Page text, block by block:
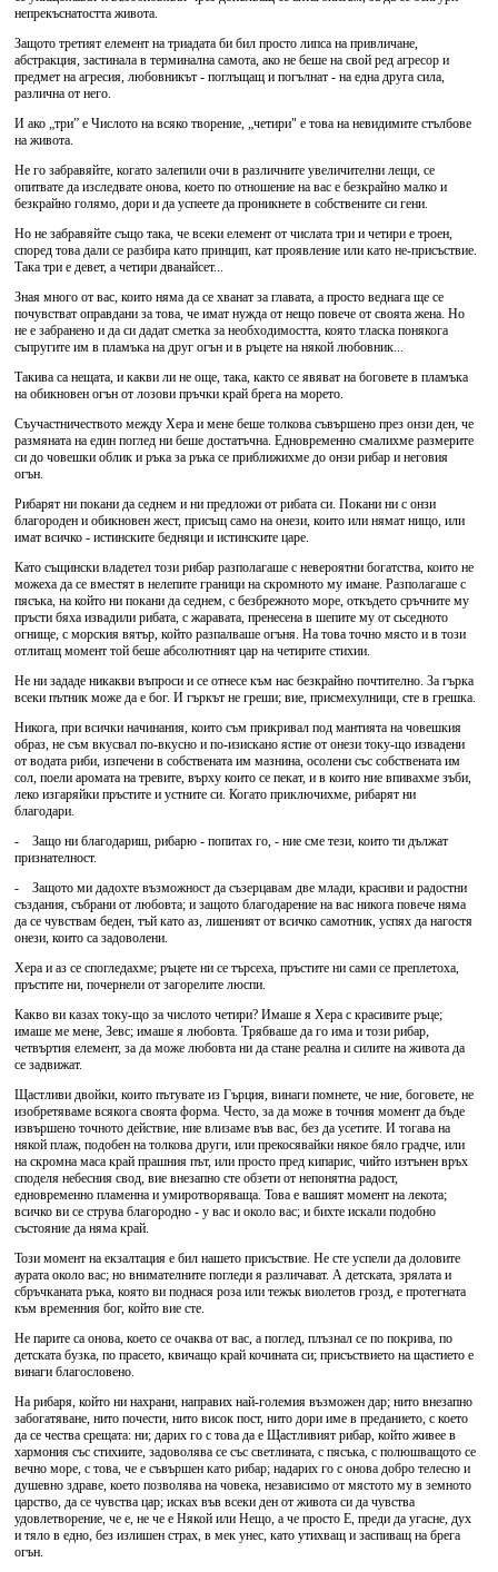
непрекъснатостта живота.
Защото третият елемент на триадата би бил просто липса на привличане,
абстракция, застинала в терминална самота, ако не беше на свой ред агресор и
предмет на агресия, любовникът - поглъщащ и погълнат - на една друга сила,
различна от него.
И ако „три” е Числото на всяко творение, „четири" е това на невидимите стълбове
на живота.
Не го забравяйте, когато залепили очи в различните увеличителни лещи, се
опитвате да изследвате онова, което по отношение на вас е безкрайно малко и
безкрайно голямо, дори и да успеете да проникнете в собствените си гени.
Но не забравяйте също така, че всеки елемент от числата три и четири е троен,
според това дали се разбира като принцип, кат проявление или като не-присъствие.
Така три е девет, а четири дванайсет...
Зная много от вас, които няма да се хванат за главата, а просто веднага ще се
почувстват оправдани за това, че имат нужда от нещо повече от своята жена. Но
не е забранено и да си дадат сметка за необходимостта, която тласка понякога
съпругите им в пламъка на друг огън и в ръцете на някой любовник...
Такива са нещата, и какви ли не още, така, както се явяват на боговете в пламъка
на обикновен огън от лозови пръчки край брега на морето.
Съучастничеството между Хера и мене беше толкова съвършено през онзи ден, че
размяната на един поглед ни беше достатъчна. Едновременно смалихме размерите
си до човешки облик и ръка за ръка се приближихме до онзи рибар и неговия
огън.
Рибарят ни покани да седнем и ни предложи от рибата си. Покани ни с онзи
благороден и обикновен жест, присъщ само на онези, които или нямат нищо, или
имат всичко - истинските бедняци и истинските царе.
Като същински владетел този рибар разполагаше с невероятни богатства, които не
можеха да се вместят в нелепите граници на скромното му имане. Разполагаше с
пясъка, на който ни покани да седнем, с безбрежното море, откъдето сръчните му
пръсти бяха извадили рибата, с жаравата, пренесена в шепите му от сьседното
огнище, с морския вятър, който разпалваше огъня. На това точно място и в този
отлитащ момент той беше абсолютният цар на четирите стихии.
Не ни зададе никакви въпроси и се отнесе към нас безкрайно почтително. За гърка
всеки пътник може да е бог. И гъркът не греши; вие, присмехулници, сте в грешка.
Никога, при всички начинания, които съм прикривал под мантията на човешкия
образ, не съм вкусвал по-вкусно и по-изискано ястие от онези току-що извадени
от водата риби, изпечени в собствената им мазнина, осолени със собствената им
сол, поели аромата на тревите, върху които се пекат, и в които ние впивахме зъби,
леко изгаряйки пръстите и устните си. Когато приключихме, рибарят ни
благодари.
- Защо ни благодариш, рибарю - попитах го, - ние сме тези, които ти дължат
признателност.
- Защото ми дадохте възможност да съзерцавам две млади, красиви и радостни
създания, събрани от любовта; и защото благодарение на вас никога повече няма
да се чувствам беден, тъй като аз, лишеният от всичко самотник, успях да нагостя
онези, които са задоволени.
Хера и аз се спогледахме; ръцете ни се търсеха, пръстите ни сами се преплетоха,
пръстите ни, почернели от загорелите люспи.
Какво ви казах току-що за числото четири? Имаше я Хера с красивите ръце;
имаше ме мене, Зевс; имаше я любовта. Трябваше да го има и този рибар,
четвъртия елемент, за да може любовта ни да стане реална и силите на живота да
се задвижат.
Щастливи двойки, които пътувате из Гърция, винаги помнете, че ние, боговете, не
изобретяваме всякога своята форма. Често, за да може в точния момент да бъде
извършено точното действие, ние влизаме във вас, без да усетите. И тогава на
някой плаж, подобен на толкова други, или прекосявайки някое бяло градче, или
на скромна маса край прашния път, или просто пред кипарис, чийто изтънен връх
споделя небесния свод, вие внезапно сте обзети от непонятна радост,
едновременно пламенна и умиротворяваща. Това е вашият момент на лекота;
всичко ви се струва благородно - у вас и около вас; и бихте искали подобно
състояние да няма край.
Този момент на екзалтация е бил нашето присъствие. Не сте успели да доловите
аурата около вас; но внимателните погледи я различават. А детската, зрялата и
сбръчканата ръка, която ви поднася роза или тежък виолетов грозд, е протегната
към временния бог, който вие сте.
Не парите са онова, което се очаква от вас, а поглед, плъзнал се по покрива, по
детската бузка, по прасето, квичащо край кочината си; присъствието на щастието е
винаги благословено.
На рибаря, който ни нахрани, направих най-големия възможен дар; нито внезапно
забогатяване, нито почести, нито висок пост, нито дори име в преданието, с което
да се чества срещата: ни; дарих го с това да е Щастливият рибар, който живее в
хармония със стихиите, задоволява се със светлината, с пясъка, с полюшващото се
вечно море, с това, че е съвършен като рибар; надарих го с онова добро телесно и
душевно здраве, което позволява на човека, независимо от мястото му в земното
царство, да се чувства цар; исках във всеки ден от живота си да чувства
удовлетворение, че е, не че е Някой или Нещо, а че просто Е, преди да угасне, дух
и тяло в едно, без излишен страх, в мек унес, като утихващ и заспиващ на брега
огън.